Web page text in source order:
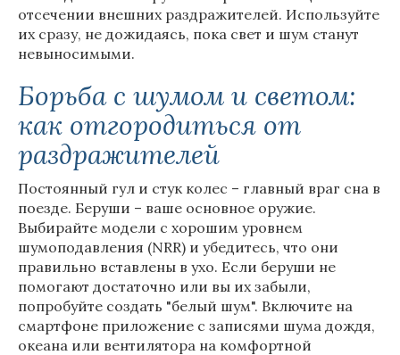
отсечении внешних раздражителей. Используйте
их сразу, не дожидаясь, пока свет и шум станут
невыносимыми.
Борьба с шумом и светом:
как отгородиться от
раздражителей
Постоянный гул и стук колес – главный враг сна в
поезде. Беруши – ваше основное оружие.
Выбирайте модели с хорошим уровнем
шумоподавления (NRR) и убедитесь, что они
правильно вставлены в ухо. Если беруши не
помогают достаточно или вы их забыли,
попробуйте создать "белый шум". Включите на
смартфоне приложение с записями шума дождя,
океана или вентилятора на комфортной